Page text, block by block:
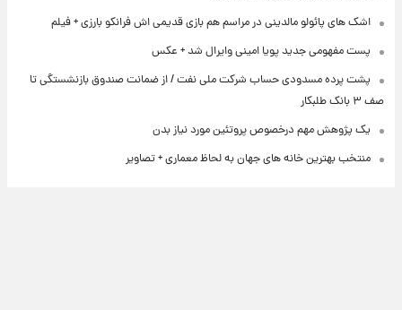
اشک های پائولو مالدینی در مراسم هم بازی قدیمی اش فرانکو بارزی + فیلم
پست مفهومی جدید پویا امینی وایرال شد + عکس
پشت پرده‌ مسدودی حساب شرکت ملی نفت / از ضمانت صندوق بازنشستگی تا
صف ۳ بانک طلبکار
یک پژوهش مهم درخصوص پروتئین مورد نیاز بدن
منتخب بهترین خانه های جهان به لحاظ معماری + تصاویر